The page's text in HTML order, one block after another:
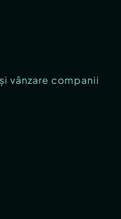
vânzare companii